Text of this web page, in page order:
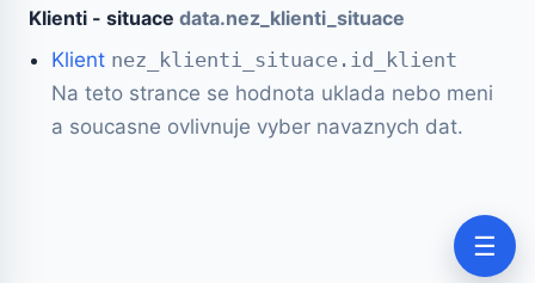
☰
Klienti - situace data.nez_klienti_situace
Klient nez_klienti_situace.id_klient
Na teto strance se hodnota uklada nebo meni
a soucasne ovlivnuje vyber navaznych dat.